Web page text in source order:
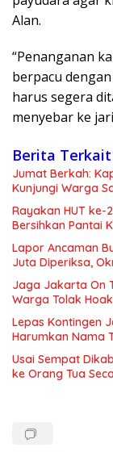
Alan.
“Penanganan
berpacu
harus segera
menyebar ke
Berita Terkait
Jumat Berkah:
Kunjungi Warga
Rayakan HUT
Bersihkan Pantai
Lapor Ancaman
Juta Diperiksa,
Jaga Jakarta On
Warga Tolak
Lepas Kontingen
Harumkan Nama
Usai Sempat
ke Orang Tua